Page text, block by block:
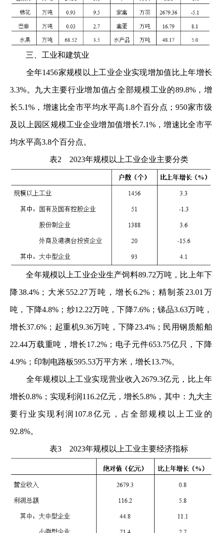
三、工业和建筑业
全年1456家规模以上工业企业实现增加值比上年增长
3.3%。九大主要行业增加值占全部规模工业的89.8%，增
长5.1%，增速比全市平均水平高1.8个百分点；950家市级
及以上园区规模工业企业增加值增长7.1%，增速比全市平
均水平高3.8个百分点。
表2 2023年规模以上工业企业主要分类
全年规模以上工业企业生产饲料89.72万吨，比上年下
降38.4%；大米552.27万吨，增长6.2%；精制茶23.01万
吨，下降4.8%；纱12.22万吨，下降7.6%；锑品3.63万吨，
增长37.6%；起重机9.36万吨，下降23.4%；民用钢质船舶
22.44万载重吨，增长17.2%；电子元件653.75亿只，下降
4.9%；印制电路板595.53万平方米，增长13.7%。
全年规模以上工业实现营业收入2679.3亿元，比上年
增长0.8%；实现利润116.2亿元，增长5.8%，其中：九大主
要行业实现利润107.8亿元，占全部规模以上工业的
92.8%。
表3 2023年规模以上工业主要经济指标